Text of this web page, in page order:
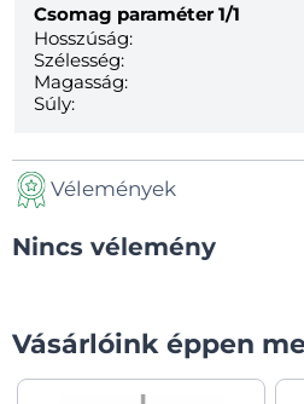
Csomag paraméter 1/1
Hosszúság:
Szélesség:
Magasság:
Súly:
Vélemények
Nincs vélemény
Vásárlóink éppen